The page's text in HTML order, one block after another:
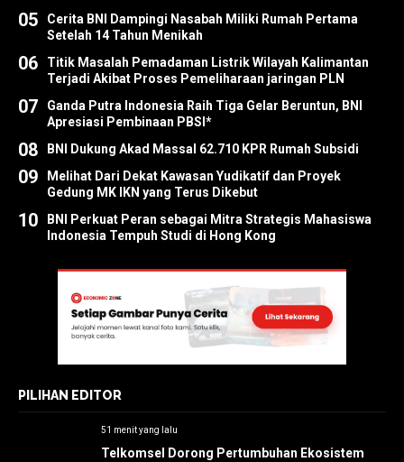
05
Cerita BNI Dampingi Nasabah Miliki Rumah Pertama
Setelah 14 Tahun Menikah
06
Titik Masalah Pemadaman Listrik Wilayah Kalimantan
Terjadi Akibat Proses Pemeliharaan jaringan PLN
07
Ganda Putra Indonesia Raih Tiga Gelar Beruntun, BNI
Apresiasi Pembinaan PBSI*
08 BNI Dukung Akad Massal 62.710 KPR Rumah Subsidi
09
Melihat Dari Dekat Kawasan Yudikatif dan Proyek
Gedung MK IKN yang Terus Dikebut
10
BNI Perkuat Peran sebagai Mitra Strategis Mahasiswa
Indonesia Tempuh Studi di Hong Kong
PILIHAN EDITOR
51 menit yang lalu
Telkomsel Dorong Pertumbuhan Ekosistem